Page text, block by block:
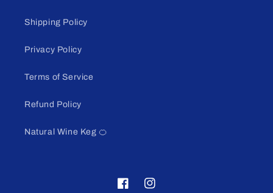
Shipping Policy
Privacy Policy
Terms of Service
Refund Policy
Natural Wine Keg 🍊
FacebookInstagram